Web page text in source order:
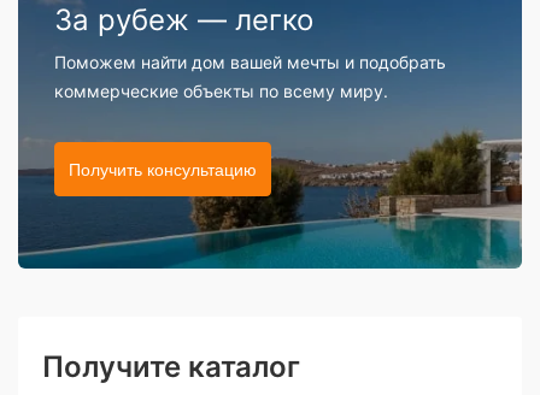
За рубеж — легко
Поможем найти дом вашей мечты и подобрать
коммерческие объекты по всему миру.
Получить консультацию
Получите каталог